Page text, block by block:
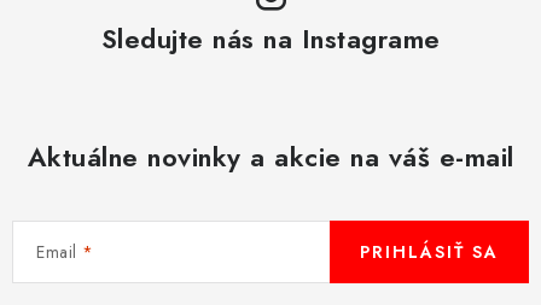
Sledujte nás na Instagrame
Aktuálne novinky a akcie na váš e-mail
Email PRIHLÁSIŤ SA